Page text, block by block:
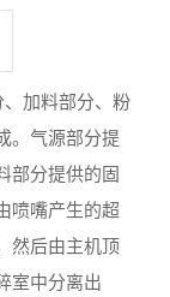
加料部分、粉
。气源部分提
部分提供的固
喷嘴产生的超
然后由主机顶
室中分离出